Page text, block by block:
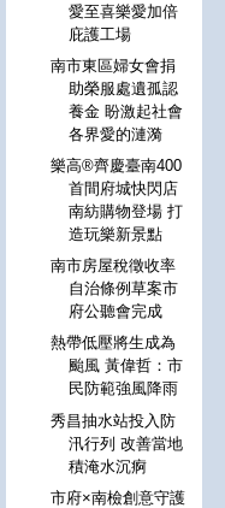
愛至喜樂愛加倍
庇護工場
南市東區婦女會捐
助榮服處遺孤認
養金 盼激起社會
各界愛的漣漪
樂高®齊慶臺南400
首間府城快閃店
南紡購物登場 打
造玩樂新景點
南市房屋稅徵收率
自治條例草案市
府公聽會完成
熱帶低壓將生成為
颱風 黃偉哲：市
民防範強風降雨
秀昌抽水站投入防
汛行列 改善當地
積淹水沉痾
市府×南檢創意守護